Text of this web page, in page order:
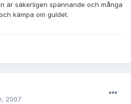
är säkerligen spännande och många
kämpa om guldet.
2007